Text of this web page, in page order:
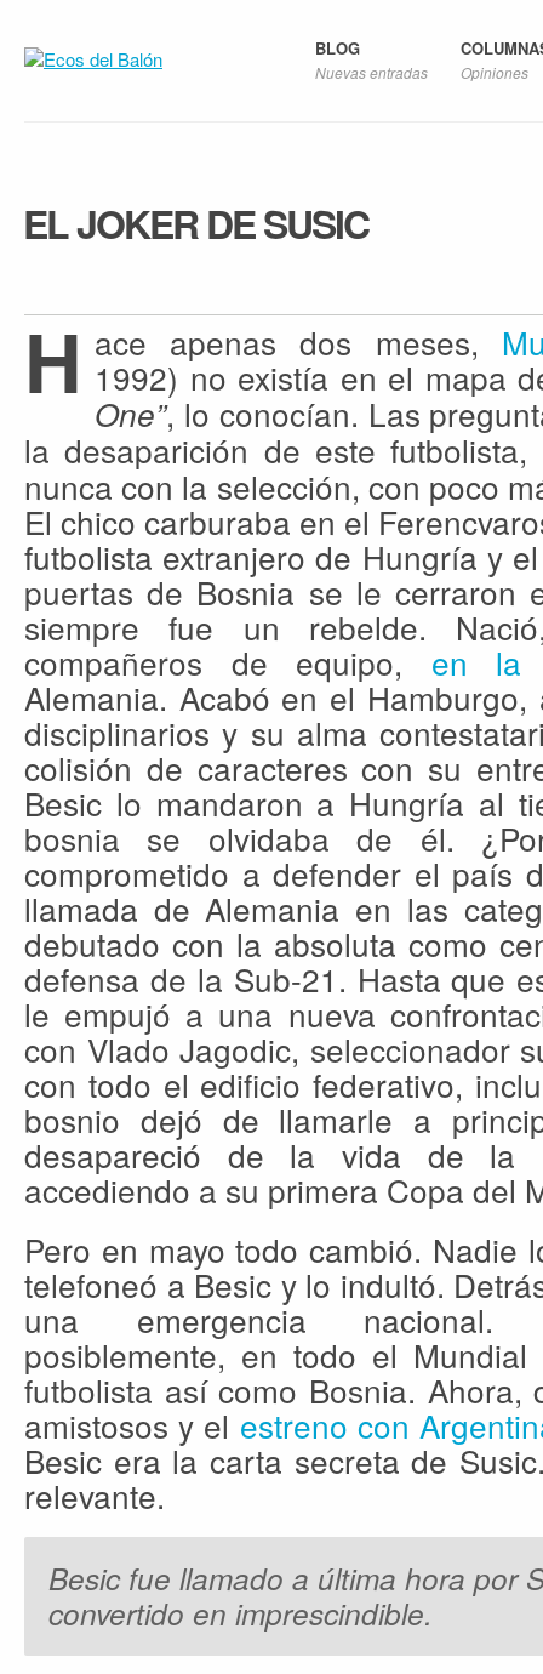
BLOG
Nuevas entradas Opiniones
EL JOKER DE SUSIC
H ace apenas dos meses,
1992) no existía en el mapa
One”, lo conocían. Las
la desaparición de este
nunca con la selección, con poco
El chico carburaba en el
futbolista extranjero de Hungría y
puertas de Bosnia se le cerraron
siempre fue un rebelde.
compañeros de equipo, en la
Alemania. Acabó en el
disciplinarios y su alma
colisión de caracteres con su
Besic lo mandaron a Hungría al
bosnia se olvidaba de él.
comprometido a defender el país
llamada de Alemania en las
debutado con la absoluta como
defensa de la Sub-21. Hasta que
le empujó a una nueva
con Vlado Jagodic, seleccionador
con todo el edificio federativo,
bosnio dejó de llamarle a
desapareció de la vida de la
accediendo a su primera Copa del
Pero en mayo todo cambió. Nadie
telefoneó a Besic y lo indultó.
una emergencia nacional.
posiblemente, en todo el
futbolista así como Bosnia.
amistosos y el estreno con
Besic era la carta secreta de
relevante.
Besic fue llamado a última hora por
convertido en imprescindible.